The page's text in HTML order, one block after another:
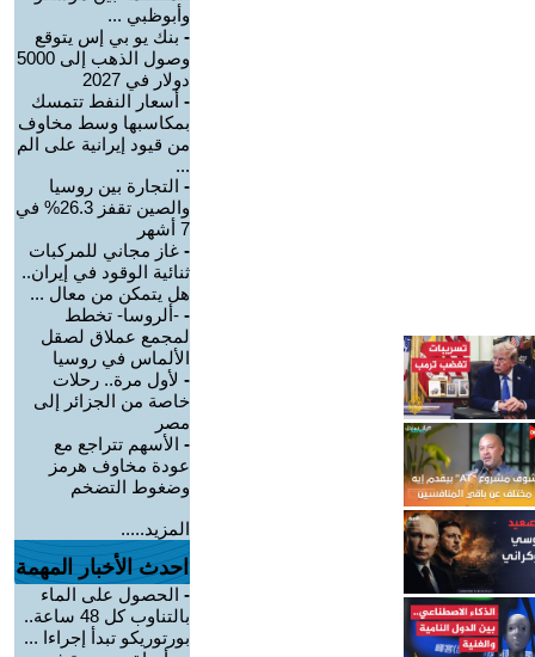
وأبوظبي ...
- بنك يو بي إس يتوقع
وصول الذهب إلى 5000
دولار في 2027
- أسعار النفط تتمسك
بمكاسبها وسط مخاوف
من قيود إيرانية على الم
...
- التجارة بين روسيا
والصين تقفز 26.3% في
7 أشهر
- غاز مجاني للمركبات
ثنائية الوقود في إيران..
هل يتمكن من معال ...
- -ألروسا- تخطط
لمجمع عملاق لصقل
الألماس في روسيا
- لأول مرة.. رحلات
خاصة من الجزائر إلى
مصر
- الأسهم تتراجع مع
عودة مخاوف هرمز
وضغوط التضخم
المزيد.....
احدث الأخبار المهمة
- الحصول على الماء
بالتناوب كل 48 ساعة..
بورتوريكو تبدأ إجراءا ...